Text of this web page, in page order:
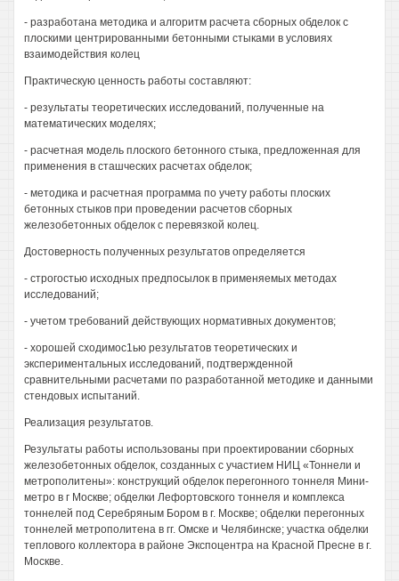
- разработана методика и алгоритм расчета сборных обделок с
плоскими центрированными бетонными стыками в условиях
взаимодействия колец
Практическую ценность работы составляют:
- результаты теоретических исследований, полученные на
математических моделях;
- расчетная модель плоского бетонного стыка, предложенная для
применения в сташческих расчетах обделок;
- методика и расчетная программа по учету работы плоских
бетонных стыков при проведении расчетов сборных
железобетонных обделок с перевязкой колец.
Достоверность полученных результатов определяется
- строгостью исходных предпосылок в применяемых методах
исследований;
- учетом требований действующих нормативных документов;
- хорошей сходимос1ью результатов теоретических и
экспериментальных исследований, подтвержденной
сравнительными расчетами по разработанной методике и данными
стендовых испытаний.
Реализация результатов.
Результаты работы использованы при проектировании сборных
железобетонных обделок, созданных с участием НИЦ «Тоннели и
метрополитены»: конструкций обделок перегонного тоннеля Мини-
метро в г Москве; обделки Лефортовского тоннеля и комплекса
тоннелей под Серебряным Бором в г. Москве; обделки перегонных
тоннелей метрополитена в гг. Омске и Челябинске; участка обделки
теплового коллектора в районе Экспоцентра на Красной Пресне в г.
Москве.